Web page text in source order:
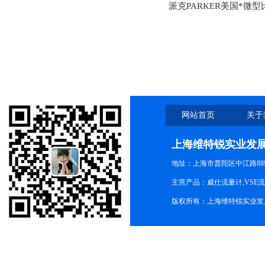
派克PARKER美国*微型
网站首页 关
上海维特锐实业发
地址：上海市普陀区中江路
主营产品：威仕流量计,VSE
版权所有：上海维特锐实业